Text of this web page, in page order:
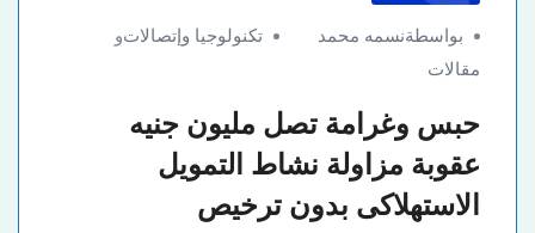
بواسطةنسمه محمد تكنولوجيا وإتصالاتو
مقالات
حبس وغرامة تصل مليون جنيه
عقوبة مزاولة نشاط التمويل
الاستهلاكى بدون ترخيص